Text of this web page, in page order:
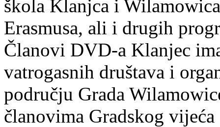
škola Klanjca i
Erasmusa, ali i drugih
Članovi DVD-a Klanjec
vatrogasnih društava i
području Grada
članovima Gradskog